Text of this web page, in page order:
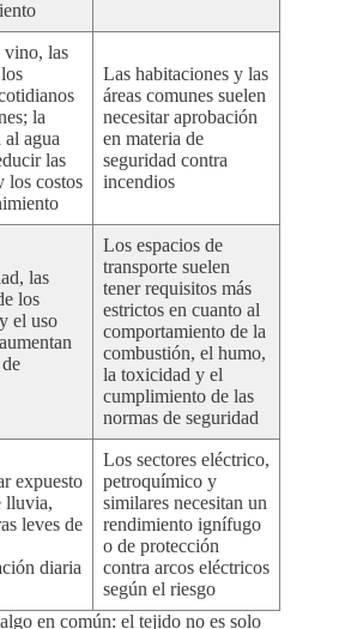
vino, las
la
al agua
las
los costos
Las habitaciones y las
áreas comunes suelen
necesitar aprobación
en materia de
seguridad contra
incendios
las
los
el uso
Los espacios de
transporte suelen
tener requisitos más
estrictos en cuanto al
comportamiento de la
combustión, el humo,
la toxicidad y el
cumplimiento de las
normas de seguridad
expuesto
lluvia,
leves de
diaria
Los sectores eléctrico,
petroquímico y
similares necesitan un
rendimiento ignífugo
o de protección
contra arcos eléctricos
según el riesgo
en común: el tejido no es solo